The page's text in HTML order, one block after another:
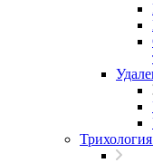
Трихология